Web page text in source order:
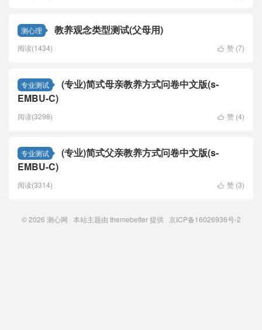
测心理 教养观念类型测试(父母用)
 赞 (7)
阅读(1434)
专业测试
(专业)简式母亲教养方式问卷中文版(s-
EMBU-C)
 赞 (4)
阅读(3298)
专业测试
(专业)简式父亲教养方式问卷中文版(s-
EMBU-C)
 赞 (3)
阅读(3314)
© 2026 测心网 本站主题由 themebetter提供 京ICP备16026936号-2